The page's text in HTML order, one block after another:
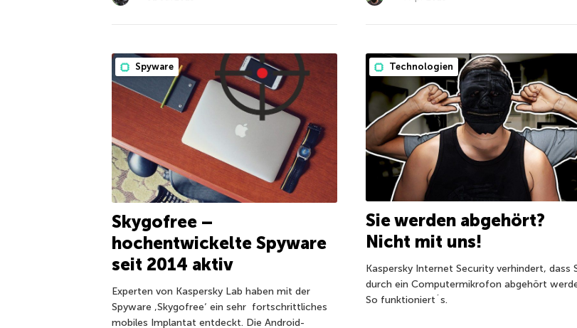
Spyware
Skygofree –
hochentwickelte Spyware
seit 2014 aktiv
Experten von Kaspersky Lab haben mit der
Spyware ‚Skygofree‘ ein sehr fortschrittliches
mobiles Implantat entdeckt. Die Android-
Technologien
Sie werden abgehört?
Nicht mit uns!
Kaspersky Internet Security verhindert, dass
durch ein Computermikrofon abgehört
So funktioniert´s.